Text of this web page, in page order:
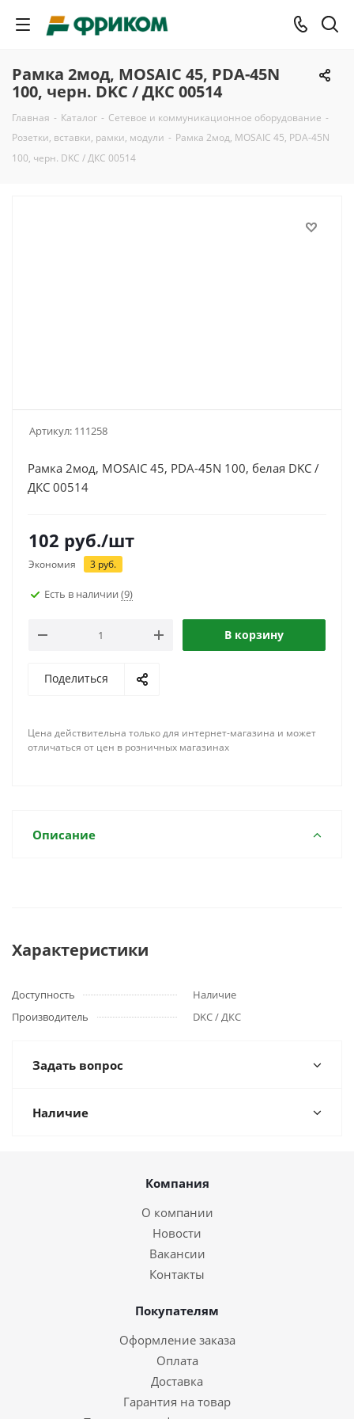
Рамка 2мод, MOSAIC 45, PDA-45N
100, черн. DKC / ДКС 00514
Главная - Каталог - Сетевое и коммуникационное оборудование -
Розетки, вставки, рамки, модули - Рамка 2мод, MOSAIC 45, PDA-45N
100, черн. DKC / ДКС 00514
Артикул: 111258
Рамка 2мод, MOSAIC 45, PDA-45N 100, белая DKC /
ДКС 00514
102 руб./шт
Экономия 3 руб.
Есть в наличии (9)
В корзину
Поделиться
Цена действительна только для интернет-магазина и может
отличаться от цен в розничных магазинах
Описание
Характеристики
Доступность
Наличие
Производитель
DKC / ДКС
Задать вопрос
Наличие
Компания
О компании
Новости
Вакансии
Контакты
Покупателям
Оформление заказа
Оплата
Доставка
Гарантия на товар